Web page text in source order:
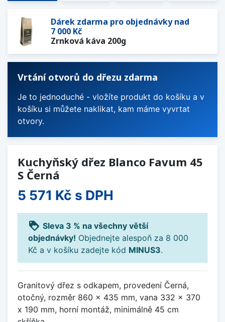
Dárek zdarma pro objednávky nad
7 000 Kč
Zrnková káva 200g
Vrtání otvorů do dřezu zdarma
Je to jednoduché - vložíte produkt do košíku a v
košíku si můžete naklikat, kam máme vyvrtat
otvory.
Kuchyňský dřez Blanco Favum 45
S Černá
5 571 Kč s DPH
loyalty Sleva 3 % na všechny větší
objednávky! Objednejte alespoň za 8 000
Kč a v košíku zadejte kód MINUS3.
Granitový dřez s odkapem, provedení Černá,
otočný, rozměr 860 x 435 mm, vana 332 x 370
x 190 mm, horní montáž, minimálně 45 cm